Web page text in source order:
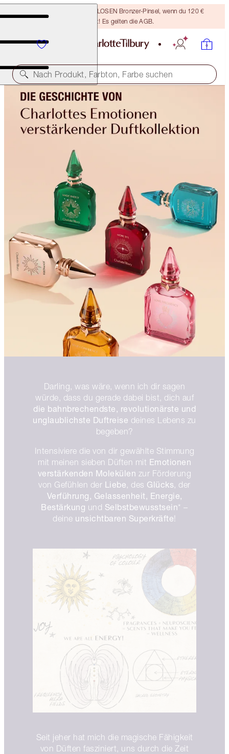
Sichere dir einen KOSTENLOSEN Bronzer-Pinsel, wenn du 120 €
ausgibst! Es gelten die AGB.
Nach Produkt, Farbton, Farbe suchen
Darling, was wäre, wenn ich dir sagen
würde, dass du gerade dabei bist, dich auf
die bahnbrechendste, revolutionärste und
unglaublichste Duftreise deines Lebens zu
begeben?
Intensiviere die von dir gewählte Stimmung
mit meinen sieben Düften mit Emotionen
verstärkenden Molekülen zur Förderung
von Gefühlen der Liebe, des Glücks, der
Verführung, Gelassenheit, Energie,
Bestärkung und Selbstbewusstsein* –
deine unsichtbaren Superkräfte!
Seit jeher hat mich die magische Fähigkeit
von Düften fasziniert, uns durch die Zeit